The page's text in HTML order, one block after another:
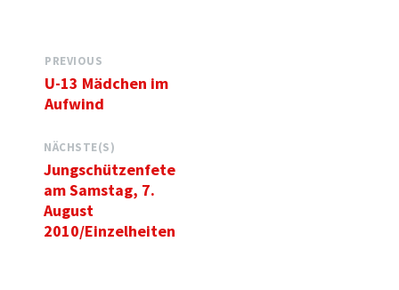
PREVIOUS
U-13 Mädchen im
Aufwind
NÄCHSTE(S)
Jungschützenfete
am Samstag, 7.
August
2010/Einzelheiten